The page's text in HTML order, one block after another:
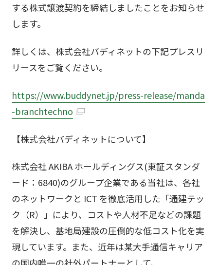
する株式譲渡契約を締結しましたことをお知らせ
します。
詳しくは、株式会社バディネットの下記プレスリ
リースをご覧ください。
https://www.buddynet.jp/press-release/manda
-branchtechno
【株式会社バディネットについて】
株式会社 AKIBA ホールディングス(東証スタンダ
ード：6840)のグループ企業である当社は、各社
のネットワークと ICT を徹底活用した「通建テッ
ク（R）」により、コストや人材不足などの課題
を解決し、基地局建設の圧倒的な低コスト化を実
現しています。また、近年は某大手通信キャリア